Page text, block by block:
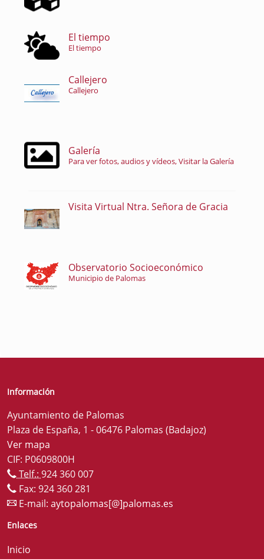
El tiempo
El tiempo
Callejero
Callejero
Galería
Para ver fotos, audios y vídeos, Visitar la Galería
Visita Virtual Ntra. Señora de Gracia
Observatorio Socioeconómico
Municipio de Palomas
Información
Ayuntamiento de Palomas
Plaza de España, 1 - 06476 Palomas (Badajoz)
Ver mapa
CIF: P0609800H
Telf.: 924 360 007
Fax: 924 360 281
E-mail: aytopalomas[@]palomas.es
Enlaces
Inicio